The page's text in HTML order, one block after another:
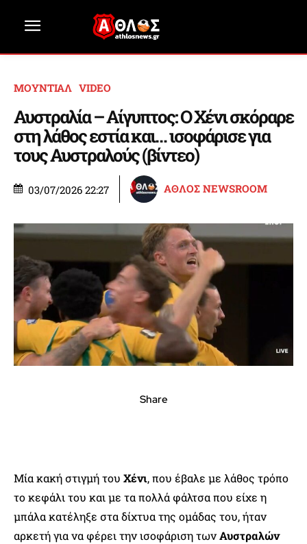
ΜΟΥΝΤΙΑΛ VIDEO
Αυστραλία – Αίγυπτος: Ο Χένι σκόραρε
στη λάθος εστία και… ισοφάρισε για
τους Αυστραλούς (βίντεο)
03/07/2026 22:27 ΑΘΛΟΣ NEWSROOM
Share
Μία κακή στιγμή του Χένι, που έβαλε με λάθος τρόπο
το κεφάλι του και με τα πολλά φάλτσα που είχε η
μπάλα κατέληξε στα δίχτυα της ομάδας του, ήταν
αρκετή για να φέρει την ισοφάριση τωνΑυστραλών